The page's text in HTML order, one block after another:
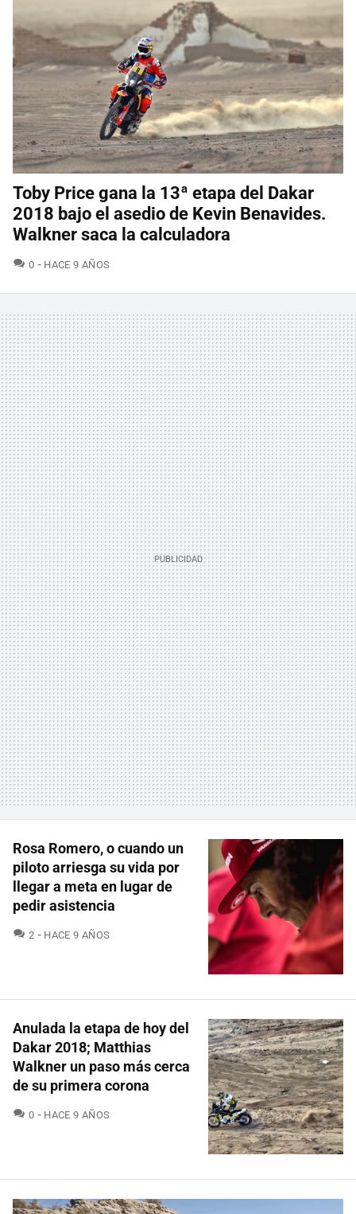
Toby Price gana la 13ª etapa del Dakar
2018 bajo el asedio de Kevin Benavides.
Walkner saca la calculadora
0 COMENTARIOS
HACE 9 AÑOS
Rosa Romero, o cuando un
piloto arriesga su vida por
llegar a meta en lugar de
pedir asistencia
2 COMENTARIOS
HACE 9 AÑOS
Anulada la etapa de hoy del
Dakar 2018; Matthias
Walkner un paso más cerca
de su primera corona
0 COMENTARIOS
HACE 9 AÑOS